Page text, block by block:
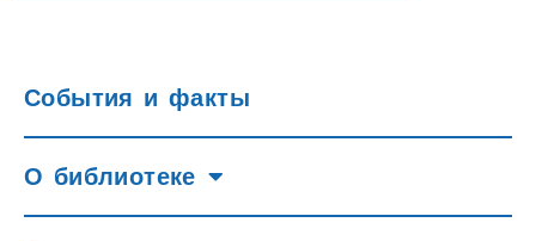
События и факты
О библиотеке